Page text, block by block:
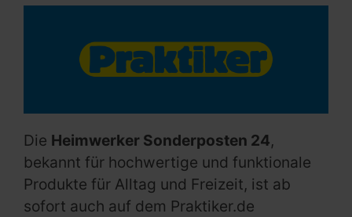
Die Heimwerker Sonderposten 24,
bekannt für hochwertige und funktionale
Produkte für Alltag und Freizeit, ist ab
sofort auch auf dem Praktiker.de